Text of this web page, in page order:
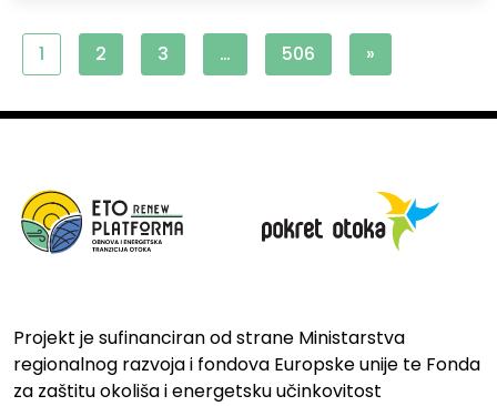
1 2 3 … 506 »
Projekt je sufinanciran od strane Ministarstva
regionalnog razvoja i fondova Europske unije te Fonda
za zaštitu okoliša i energetsku učinkovitost